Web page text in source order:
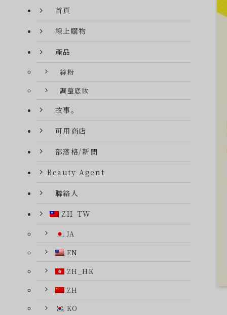
首頁
線上購物
產品
絲粉
調整底妝
故事。
可用商店
部落格/新聞
Beauty Agent
聯絡人
ZH_TW
JA
EN
ZH_HK
ZH
KO